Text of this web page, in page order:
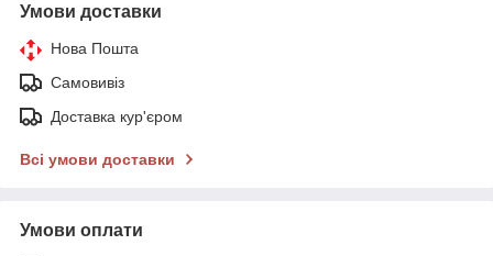
Умови доставки
Нова Пошта
Самовивіз
Доставка кур'єром
Всі умови доставки
Умови оплати